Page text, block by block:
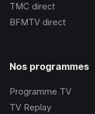
TMC direct
BFMTV direct
Nos programmes
Programme TV
TV Replay